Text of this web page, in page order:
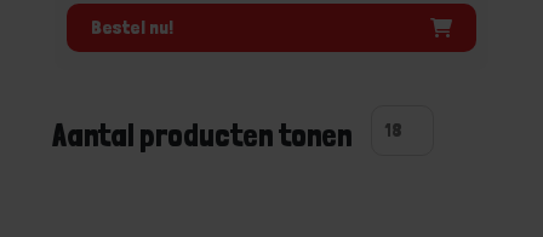
Bestel nu!
Aantal producten tonen